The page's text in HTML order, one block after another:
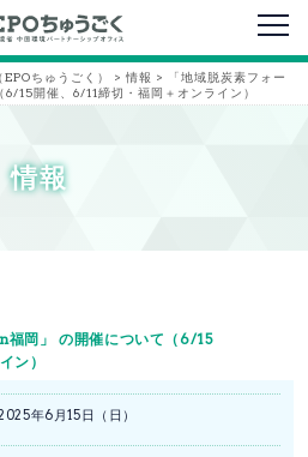
メニ
ちゅうごく） > 情報 >
「地域脱炭素フォー
15開催、6/11締切・福岡＋オンライン）
情報
福岡」 の開催について（6/15
ン）
年6月15日（日）